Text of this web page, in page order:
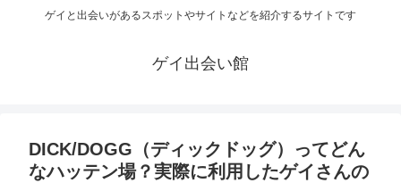
ゲイと出会いがあるスポットやサイトなどを紹介するサイトです
ゲイ出会い館
DICK/DOGG（ディックドッグ）ってどん
なハッテン場？実際に利用したゲイさんの